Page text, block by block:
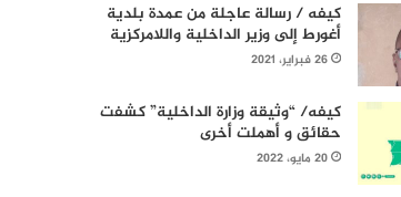
كيفه / رسالة عاجلة من عمدة بلدية
أغورط إلى وزير الداخلية واللامركزية
26 فبراير، 2021
كيفه/ “وثيقة وزارة الداخلية” كشفت
حقائق و أهملت أخرى
20 مايو، 2022